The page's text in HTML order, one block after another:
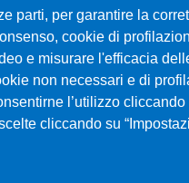
parti, per garantire la
cookie di
e misurare l'efficacia
non necessari e di
l’utilizzo cliccando
cliccando su